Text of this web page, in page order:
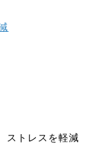
ストレスを軽減